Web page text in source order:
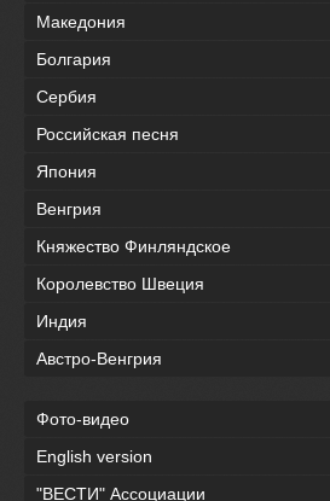
Македония
Болгария
Сербия
Российская песня
Япония
Венгрия
Княжество Финляндское
Королевство Швеция
Индия
Австро-Венгрия
Фото-видео
English version
"ВЕСТИ" Ассоциации